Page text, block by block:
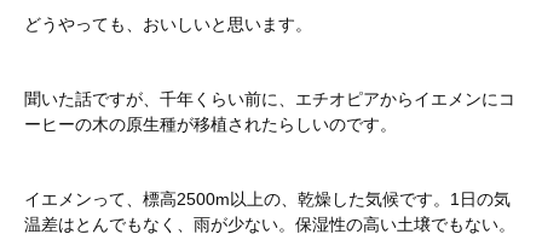
どうやっても、おいしいと思います。
聞いた話ですが、千年くらい前に、エチオピアからイエメンにコ
ーヒーの木の原生種が移植されたらしいのです。
イエメンって、標高2500m以上の、乾燥した気候です。1日の気
温差はとんでもなく、雨が少ない。保湿性の高い土壌でもない。